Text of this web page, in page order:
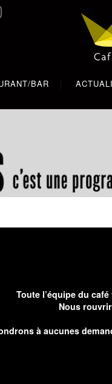
BAR
Toute l’équipe du
Nous
à aucunes